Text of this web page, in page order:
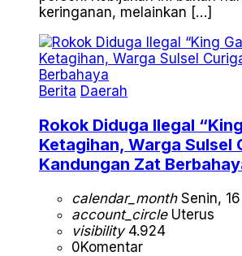
keringanan, melainkan […]
Berita Daerah
Rokok Diduga Ilegal
Ketagihan, Warga Sulsel
Kandungan Zat
calendar_monthSenin,
account_circleUterus
visibility4.924
0Komentar